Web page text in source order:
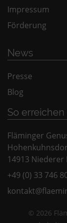
Impressum
Förderung
News
Presse
Blog
So erreichen
Fläminger
14913 Niederer
+49 (0) 33 746
© 2026